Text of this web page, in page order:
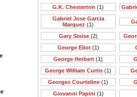
G.K. Chesterton (1)
Gabriel Jose Garcia
Marquez (1)
Gary Sinise(2)
George Eliot(1)
George Herbert (1)
George William Curtis (1)
Georges Courteline (1)
Giovanni Papini(1)